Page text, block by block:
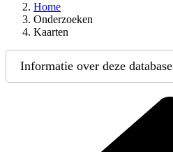
Home
Onderzoeken
Kaarten
Informatie over deze database